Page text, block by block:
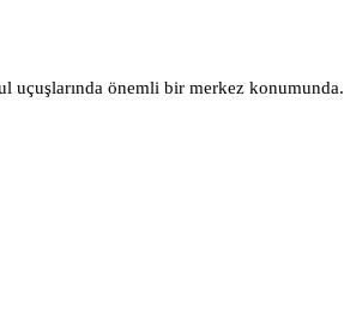
uçuşlarında önemli bir merkez konumunda.